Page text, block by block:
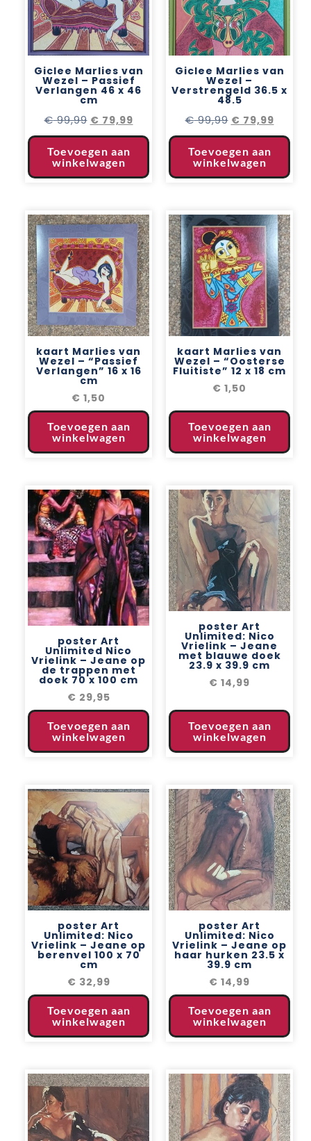
Giclee Marlies van
Wezel – Passief
Verlangen 46 x 46
cm
€99,99 € 79,99
Toevoegen aan
winkelwagen
Giclee Marlies van
Wezel –
Verstrengeld 36.5 x
48.5
€99,99 € 79,99
Toevoegen aan
winkelwagen
kaart Marlies van
Wezel – “Passief
Verlangen” 16 x 16
cm
€ 1,50
Toevoegen aan
winkelwagen
kaart Marlies van
Wezel – “Oosterse
Fluitiste” 12 x 18 cm
€ 1,50
Toevoegen aan
winkelwagen
poster Art
Unlimited Nico
Vrielink – Jeane op
de trappen met
doek 70 x 100 cm
€ 29,95
Toevoegen aan
winkelwagen
poster Art
Unlimited: Nico
Vrielink – Jeane
met blauwe doek
23.9 x 39.9 cm
€ 14,99
Toevoegen aan
winkelwagen
poster Art
Unlimited: Nico
Vrielink – Jeane op
berenvel 100 x 70
cm
€ 32,99
Toevoegen aan
winkelwagen
poster Art
Unlimited: Nico
Vrielink – Jeane op
haar hurken 23.5 x
39.9 cm
€ 14,99
Toevoegen aan
winkelwagen